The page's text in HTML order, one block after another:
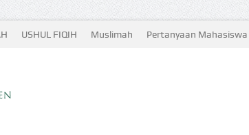
USHUL FIQIH Muslimah Pertanyaan Mahasiswa